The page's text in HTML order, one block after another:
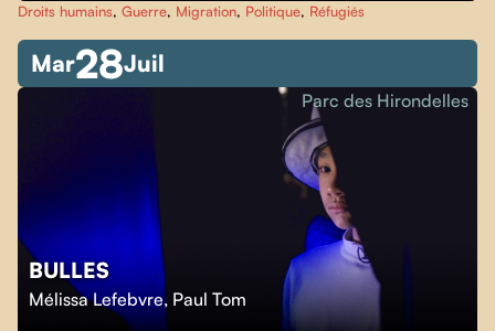
Droits humains, Guerre, Migration, Politique, Réfugiés
Mar28Juil
BULLES
Mélissa Lefebvre, Paul Tom
Parc des Hirondelles